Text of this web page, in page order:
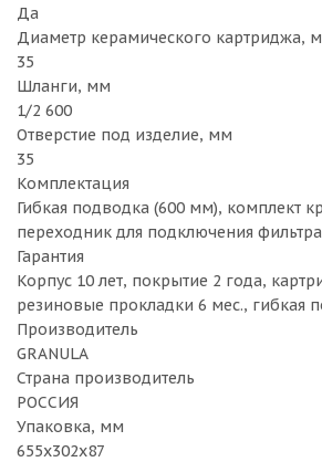
Да
Диаметр керамического картриджа,
35
Шланги, мм
1/2 600
Отверстие под изделие, мм
35
Комплектация
Гибкая подводка (600 мм), комплект
переходник для подключения
Гарантия
Корпус 10 лет, покрытие 2 года,
резиновые прокладки 6 мес., гибкая
Производитель
GRANULA
Страна производитель
РОССИЯ
Упаковка, мм
655х302х87